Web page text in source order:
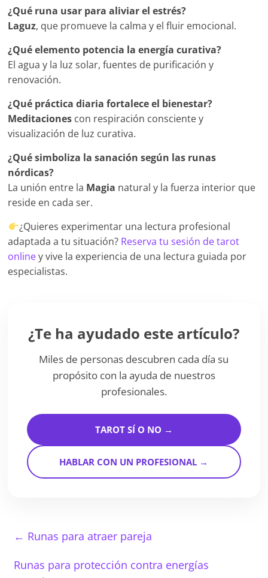
¿Qué runa usar para aliviar el estrés?
Laguz, que promueve la calma y el fluir emocional.
¿Qué elemento potencia la energía curativa?
El agua y la luz solar, fuentes de purificación y
renovación.
¿Qué práctica diaria fortalece el bienestar?
Meditaciones con respiración consciente y
visualización de luz curativa.
¿Qué simboliza la sanación según las runas
nórdicas?
La unión entre la Magia natural y la fuerza interior que
reside en cada ser.
¿Quieres experimentar una lectura profesional
adaptada a tu situación? Reserva tu sesión de tarot
onliney vive la experiencia de una lectura guiada por
especialistas.
¿Te ha ayudado este artículo?
Miles de personas descubren cada día su
propósito con la ayuda de nuestros
profesionales.
TAROT SÍ O NO →
HABLAR CON UN PROFESIONAL →
← Runas para atraer pareja
Runas para protección contra energías